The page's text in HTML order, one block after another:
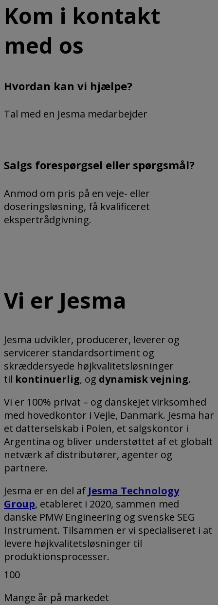
Kom i kontakt
med os
Hvordan kan vi hjælpe?
Tal med en Jesma medarbejder
Salgs forespørgsel eller spørgsmål?
Anmod om pris på en veje- eller
doseringsløsning, få kvalificeret
ekspertrådgivning.
Vi er Jesma
Jesma udvikler, producerer, leverer og
servicerer standardsortiment og
skræddersyede højkvalitetsløsninger
til kontinuerlig, og dynamiskvejning.
Vi er 100% privat – og danskejet virksomhed
med hovedkontor i Vejle, Danmark. Jesma har
et datterselskab i Polen, et salgskontor i
Argentina og bliver understøttet af et globalt
netværk af distributører, agenter og
partnere.
Jesma er en del af Jesma Technology
Group, etableret i 2020, sammen med
danske PMW Engineering og svenske SEG
Instrument. Tilsammen er vi specialiseret i at
levere højkvalitetsløsninger til
produktionsprocesser.
100
Mange år på markedet